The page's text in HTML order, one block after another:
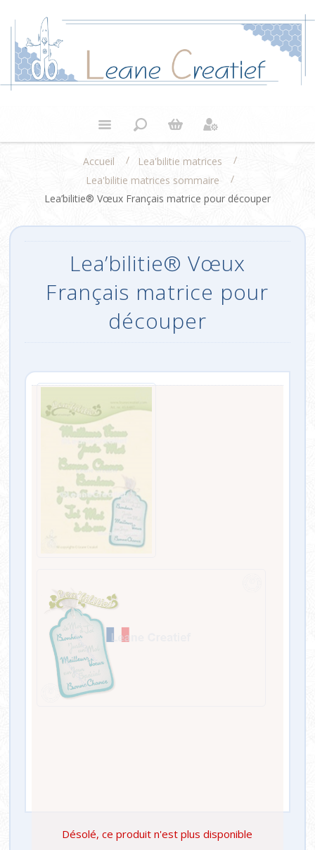
Accueil / Lea'bilitie matrices
/
Lea'bilitie matrices sommaire
/
Lea’bilitie® Vœux Français matrice pour découper
Lea’bilitie® Vœux
Français matrice pour
découper
Désolé, ce produit n'est plus disponible